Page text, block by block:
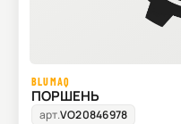
BLUMAQ
ПОРШЕНЬ
арт.VO20846978